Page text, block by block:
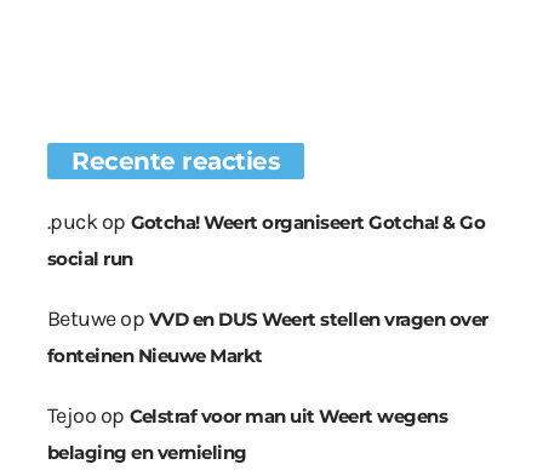
Recente reacties
.puckop Gotcha! Weert organiseert Gotcha! & Go
social run
Betuweop VVD en DUS Weert stellen vragen over
fonteinen Nieuwe Markt
Tejoo op Celstraf voor man uit Weert wegens
belaging en vernieling